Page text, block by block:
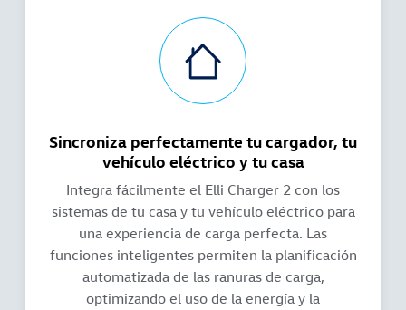
Sincroniza perfectamente tu cargador, tu
vehículo eléctrico y tu casa
Integra fácilmente el Elli Charger 2 con los
sistemas de tu casa y tu vehículo eléctrico para
una experiencia de carga perfecta. Las
funciones inteligentes permiten la planificación
automatizada de las ranuras de carga,
optimizando el uso de la energía y la